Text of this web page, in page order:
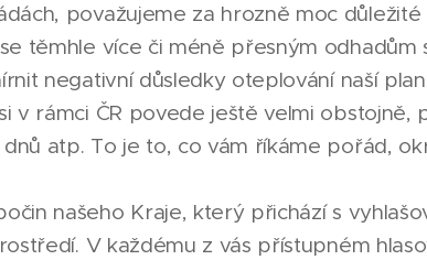
považujeme za hrozně moc
těmhle více či méně přesným odhadům
negativní důsledky oteplování naší
v rámci ČR povede ještě velmi obstojně,
atp. To je to, co vám říkáme pořád,
našeho Kraje, který přichází s
V každému z vás přístupném